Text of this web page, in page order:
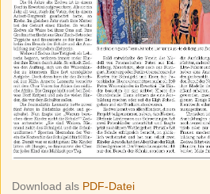
Download als PDF-Datei